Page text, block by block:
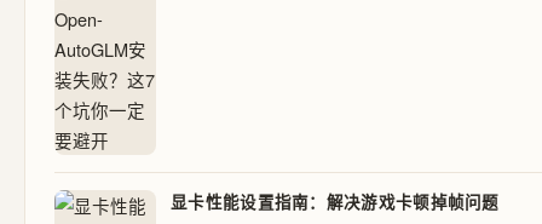
显卡性能设置指南：解决游戏卡顿掉帧问题